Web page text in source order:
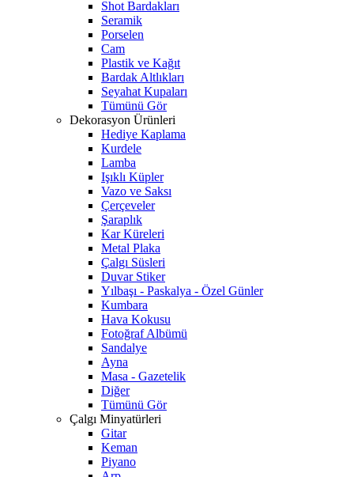
Shot Bardakları
Seramik
Porselen
Cam
Plastik ve Kağıt
Bardak Altlıkları
Seyahat Kupaları
Tümünü Gör
Dekorasyon Ürünleri
Hediye Kaplama
Kurdele
Lamba
Işıklı Küpler
Vazo ve Saksı
Çerçeveler
Şaraplık
Kar Küreleri
Metal Plaka
Çalgı Süsleri
Duvar Stiker
Yılbaşı - Paskalya - Özel Günler
Kumbara
Hava Kokusu
Fotoğraf Albümü
Sandalye
Ayna
Masa - Gazetelik
Diğer
Tümünü Gör
Çalgı Minyatürleri
Gitar
Keman
Piyano